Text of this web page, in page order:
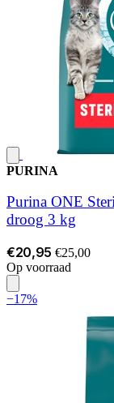
PURINA
Purina ONE
droog 3 kg
€20,95 €25,00
Op voorraad
−17%